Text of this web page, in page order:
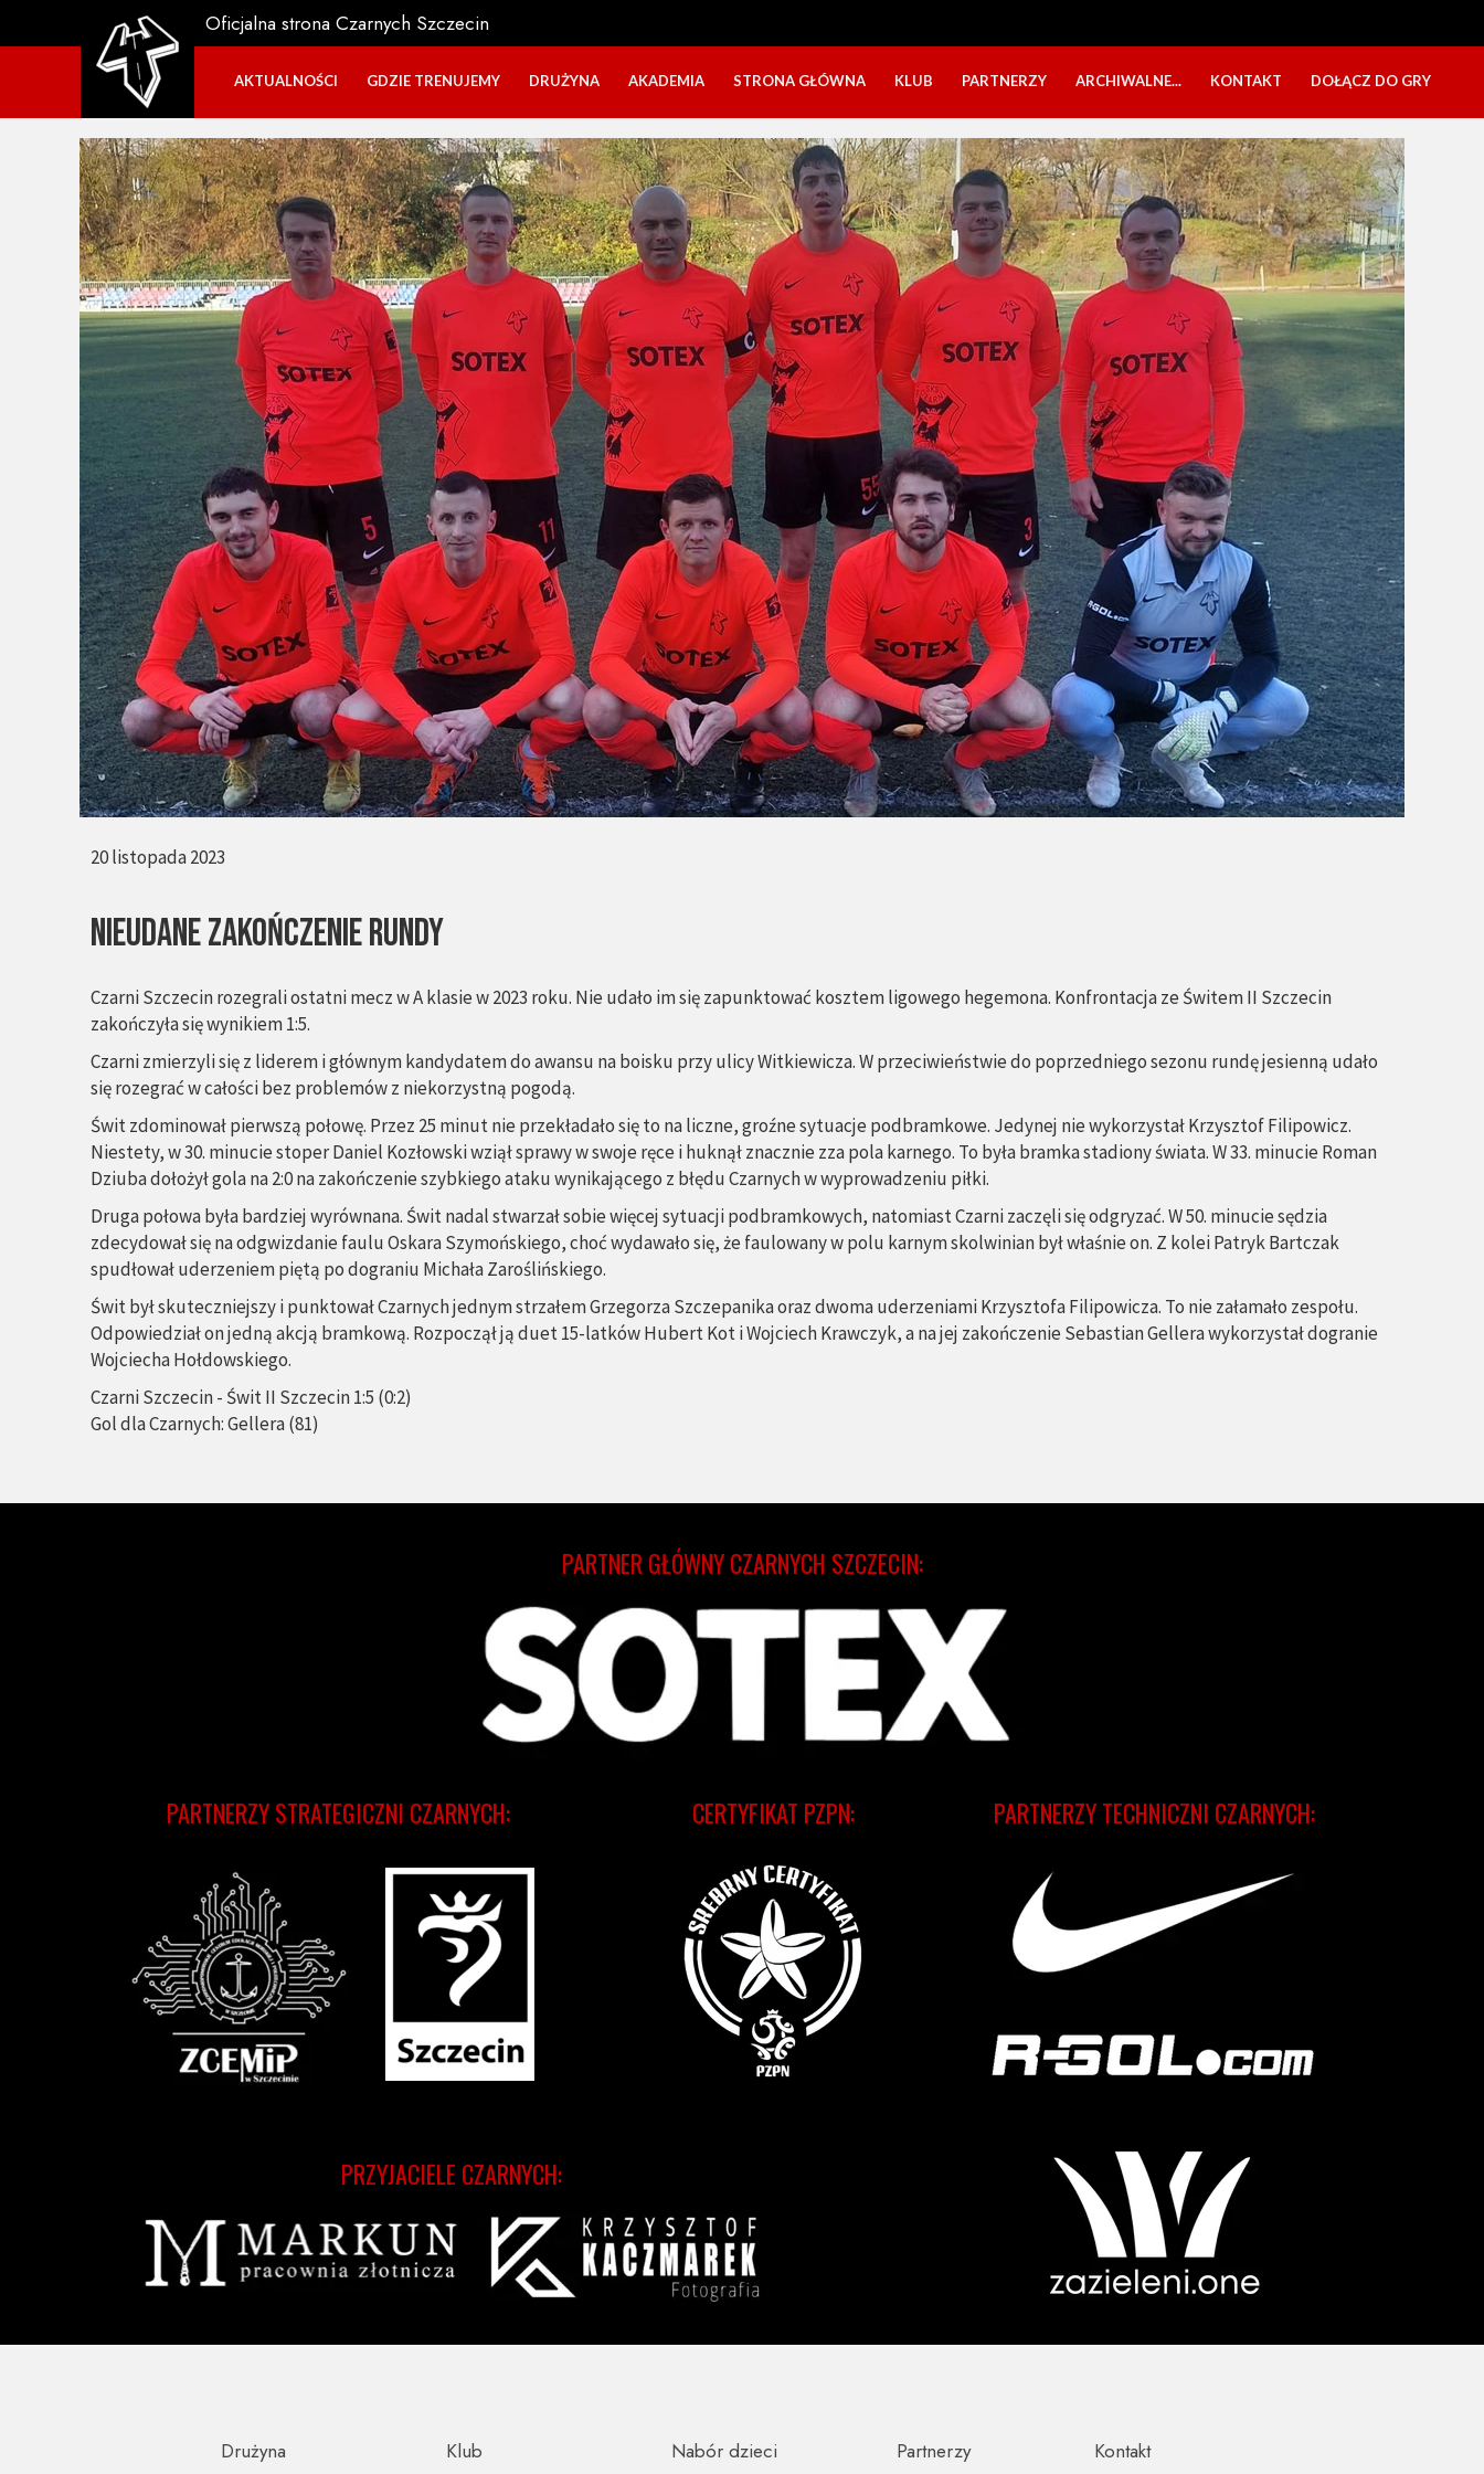
Czarni Szczecin rozegrali ostatni mecz w A klasie w 2023 roku. Nie udało im się zapunktować kosztem ligowego hegemona. Konfrontacja ze Świtem II Szczecin
zakończyła się wynikiem 1:5.
Czarni zmierzyli się z liderem i głównym kandydatem do awansu na boisku przy ulicy Witkiewicza. W przeciwieństwie do poprzedniego sezonu rundę jesienną udało
się rozegrać w całości bez problemów z niekorzystną pogodą.
Świt zdominował pierwszą połowę. Przez 25 minut nie przekładało się to na liczne, groźne sytuacje podbramkowe. Jedynej nie wykorzystał Krzysztof Filipowicz.
Niestety, w 30. minucie stoper Daniel Kozłowski wziął sprawy w swoje ręce i huknął znacznie zza pola karnego. To była bramka stadiony świata. W 33. minucie Roman
Dziuba dołożył gola na 2:0 na zakończenie szybkiego ataku wynikającego z błędu Czarnych w wyprowadzeniu piłki.
Druga połowa była bardziej wyrównana. Świt nadal stwarzał sobie więcej sytuacji podbramkowych, natomiast Czarni zaczęli się odgryzać. W 50. minucie sędzia
zdecydował się na odgwizdanie faulu Oskara Szymońskiego, choć wydawało się, że faulowany w polu karnym skolwinian był właśnie on. Z kolei Patryk Bartczak
spudłował uderzeniem piętą po dograniu Michała Zaroślińskiego.
Świt był skuteczniejszy i punktował Czarnych jednym strzałem Grzegorza Szczepanika oraz dwoma uderzeniami Krzysztofa Filipowicza. To nie załamało zespołu.
Odpowiedział on jedną akcją bramkową. Rozpoczął ją duet 15-latków Hubert Kot i Wojciech Krawczyk, a na jej zakończenie Sebastian Gellera wykorzystał dogranie
Wojciecha Hołdowskiego.
Czarni Szczecin - Świt II Szczecin 1:5 (0:2)
Gol dla Czarnych: Gellera (81)
NIEUDANE ZAKOŃCZENIE RUNDY
20 listopada 2023
Oficjalna strona Czarnych Szczecin
AKTUALNOŚCI GDZIE TRENUJEMY DRUŻYNA
DOŁĄCZ DO GRY
AKADEMIA
NABÓR DZIECI
SZTAB TRENERSKI
OPINIE RODZICÓW O OBOZACH
STRONA GŁÓWNA KLUB
NASZE DZIEŁA
PARTNERZY ARCHIWALNE...
PÓŁKOLONIE 2025
SBO 2023
CZARNI W MEDIACH
KADRA 2006
FESTYN CHARYTATYWNY
CZAS NA DZIEWCZYNY
OBÓZ W ZATONIU 2020
OBÓZ W KALISZU 2020
FOTORELACJE
VIDEO
OFERTA LATO 2020
ARCHIWUM OBOZÓW
WYNIKI
KONTAKT DOŁĄCZ DO GRY
NABÓR SENIORÓW
CERTYFIKAT PZPN:
PRZYJACIELE CZARNYCH:
PARTNERZY TECHNICZNI CZARNYCH:
PARTNERZY STRATEGICZNI CZARNYCH:
PARTNER GŁÓWNY CZARNYCH SZCZECIN:
Partnerzy
Nabór dzieci Kontakt
Drużyna Klub